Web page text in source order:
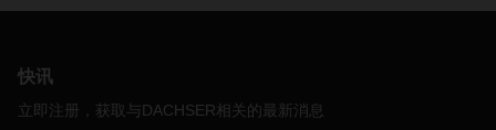
快讯
立即注册，获取与DACHSER相关的最新消息